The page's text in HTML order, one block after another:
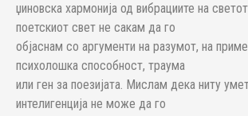
џиновска хармонија од вибрациите на
поетскиот свет не сакам да го
објаснам со аргументи на разумот, на
психолошка способност, траума
или ген за поезијата. Мислам дека ниту
интелигенција не може да го